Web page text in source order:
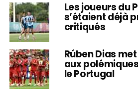
Les joueurs du
s’étaient déjà
critiqués
Rúben Dias
aux
le Portugal